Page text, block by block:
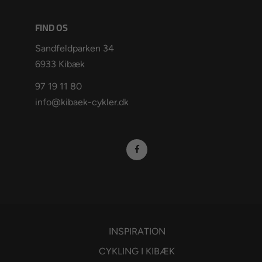
FIND OS
Sandfeldparken 34
6933 Kibæk
97 19 11 80
info@kibaek-cykler.dk
INSPIRATION
CYKLING I KIBÆK